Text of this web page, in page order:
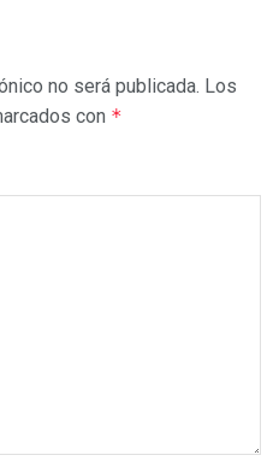
no será publicada. Los
con *